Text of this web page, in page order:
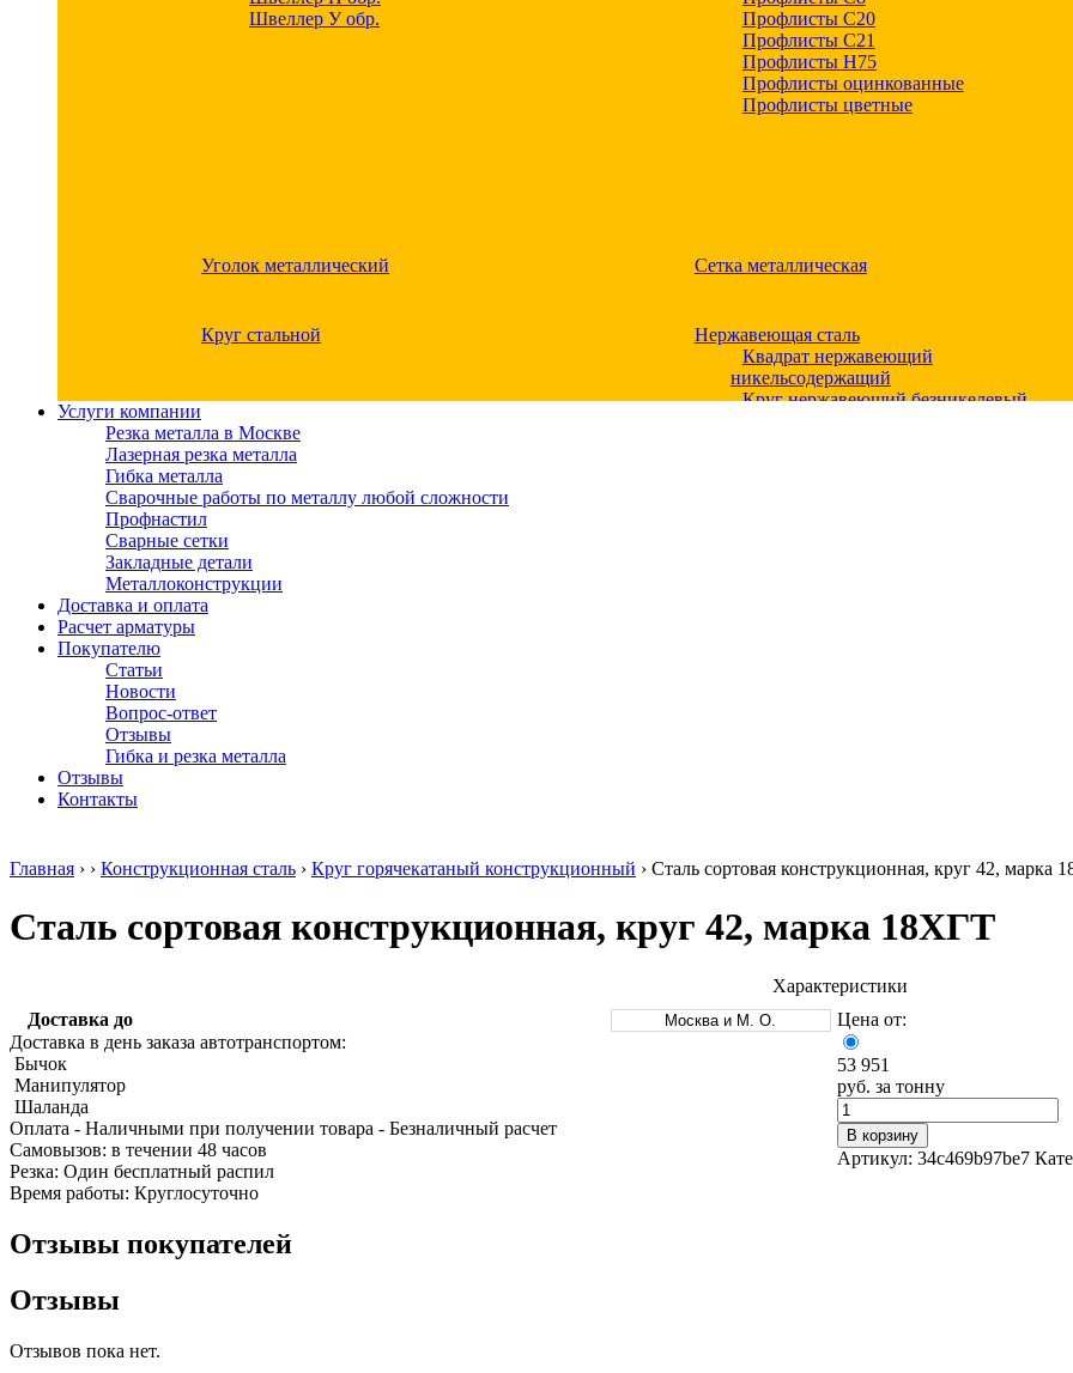
Швеллер У обр.
Профлисты С20
Профлисты C21
Профлисты Н75
Профлисты оцинкованные
Профлисты цветные
Уголок металлический Сетка металлическая
Круг стальной
Нержавеющая сталь
Квадрат нержавеющий
никельсодержащий
Круг нержавеющий безникелевый
Качественные стали
Конструкционная сталь
Круг горячекатаный конструкционный
Поковка
конструкционный
Оцинкованный прокат
Круг оцинкованный
Услуги компании
Резка металла в Москве
Лазерная резка металла
Гибка металла
Сварочные работы по металлу любой сложности
Профнастил
Сварные сетки
Закладные детали
Металлоконструкции
Доставка и оплата
Расчет арматуры
Покупателю
Статьи
Новости
Вопрос-ответ
Отзывы
Гибка и резка металла
Отзывы
Контакты
Главная › › Конструкционная сталь › Круг горячекатаный конструкционный › Сталь сортовая конструкционная, круг 42, марка
Сталь сортовая конструкционная, круг 42, марка 18ХГТ
Характеристики
Цена от:
53 951
руб. за тонну
В корзину
Артикул: 34c469b97be7
Доставка до Москва и М. О.
Доставка в день заказа автотранспортом:
Бычок
Манипулятор
Шаланда
Оплата - Наличными при получении товара - Безналичный расчет
Cамовызов: в течении 48 часов
Резка: Один бесплатный распил
Время работы: Круглосуточно
Отзывы покупателей
Отзывы
Отзывов пока нет.